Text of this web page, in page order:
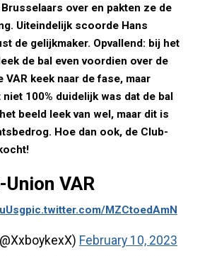
over en pakten ze de
Uiteindelijk scoorde Hans
de gelijkmaker. Opvallend: bij het
de bal even voordien over de
VAR keek naar de fase, maar
100% duidelijk was dat de bal
beeld leek van wel, maar dit is
Hoe dan ook, de Club-
VAR
pic.twitter.com/MZCtoedAmN
February 10, 2023